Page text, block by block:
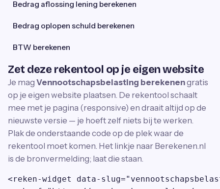
Bedrag aflossing lening berekenen
Bedrag oplopen schuld berekenen
BTW berekenen
Zet deze rekentool op je eigen website
Je mag Vennootschapsbelasting berekenengratis
op je eigen website plaatsen. De rekentool schaalt
mee met je pagina (responsive) en draait altijd op de
nieuwste versie — je hoeft zelf niets bij te werken.
Plak de onderstaande code op de plek waar de
rekentool moet komen. Het linkje naar Berekenen.nl
is de bronvermelding; laat die staan.
<reken-widget data-